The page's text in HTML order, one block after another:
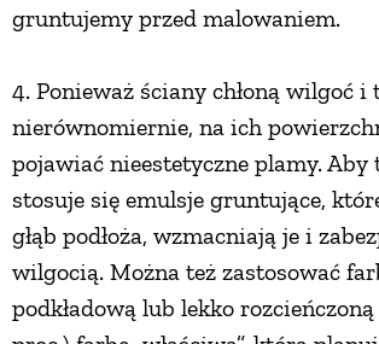
gruntujemy przed malowaniem.
4. Ponieważ ściany chłoną wilgoć i
nierównomiernie, na ich
pojawiać nieestetyczne plamy. Aby
stosuje się emulsje gruntujące,
głąb podłoża, wzmacniają je i
wilgocią. Można też zastosować
podkładową lub lekko rozcieńczoną